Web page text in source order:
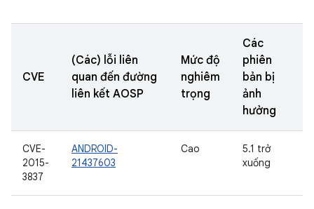
CVE
(Các) lỗi liên
quan đến đường
liên kết AOSP
Mức độ
nghiêm
trọng
Các
phiên
bản bị
ảnh
hưởng
CVE-
2015-
3837
ANDROID-
21437603
Cao
5.1 trở
xuống